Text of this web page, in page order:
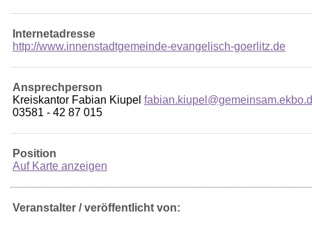
Internetadresse
http://www.innenstadtgemeinde-evangelisch-goerlitz.de
Ansprechperson
Kreiskantor Fabian Kiupel
03581 - 42 87 015
Position
Auf Karte anzeigen
Veranstalter / veröffentlicht von: